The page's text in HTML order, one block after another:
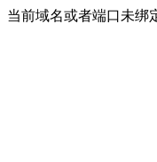
当前域名或者端口未绑